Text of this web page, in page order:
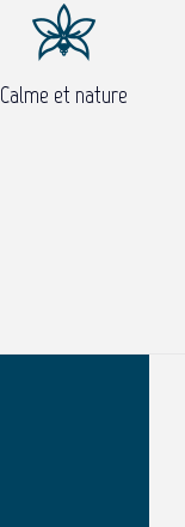
Calme et nature